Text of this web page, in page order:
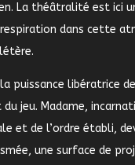
La théâtralité est ici
dans cette
puissance libératrice
jeu. Madame,
et de l’ordre établi,
une surface de